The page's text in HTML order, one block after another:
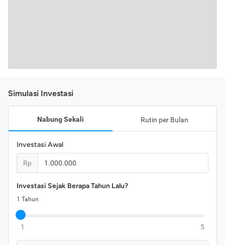
Simulasi Investasi
Nabung Sekali Rutin per Bulan
Investasi Awal
Rp
Investasi Sejak Berapa Tahun Lalu?
1 Tahun
1 5